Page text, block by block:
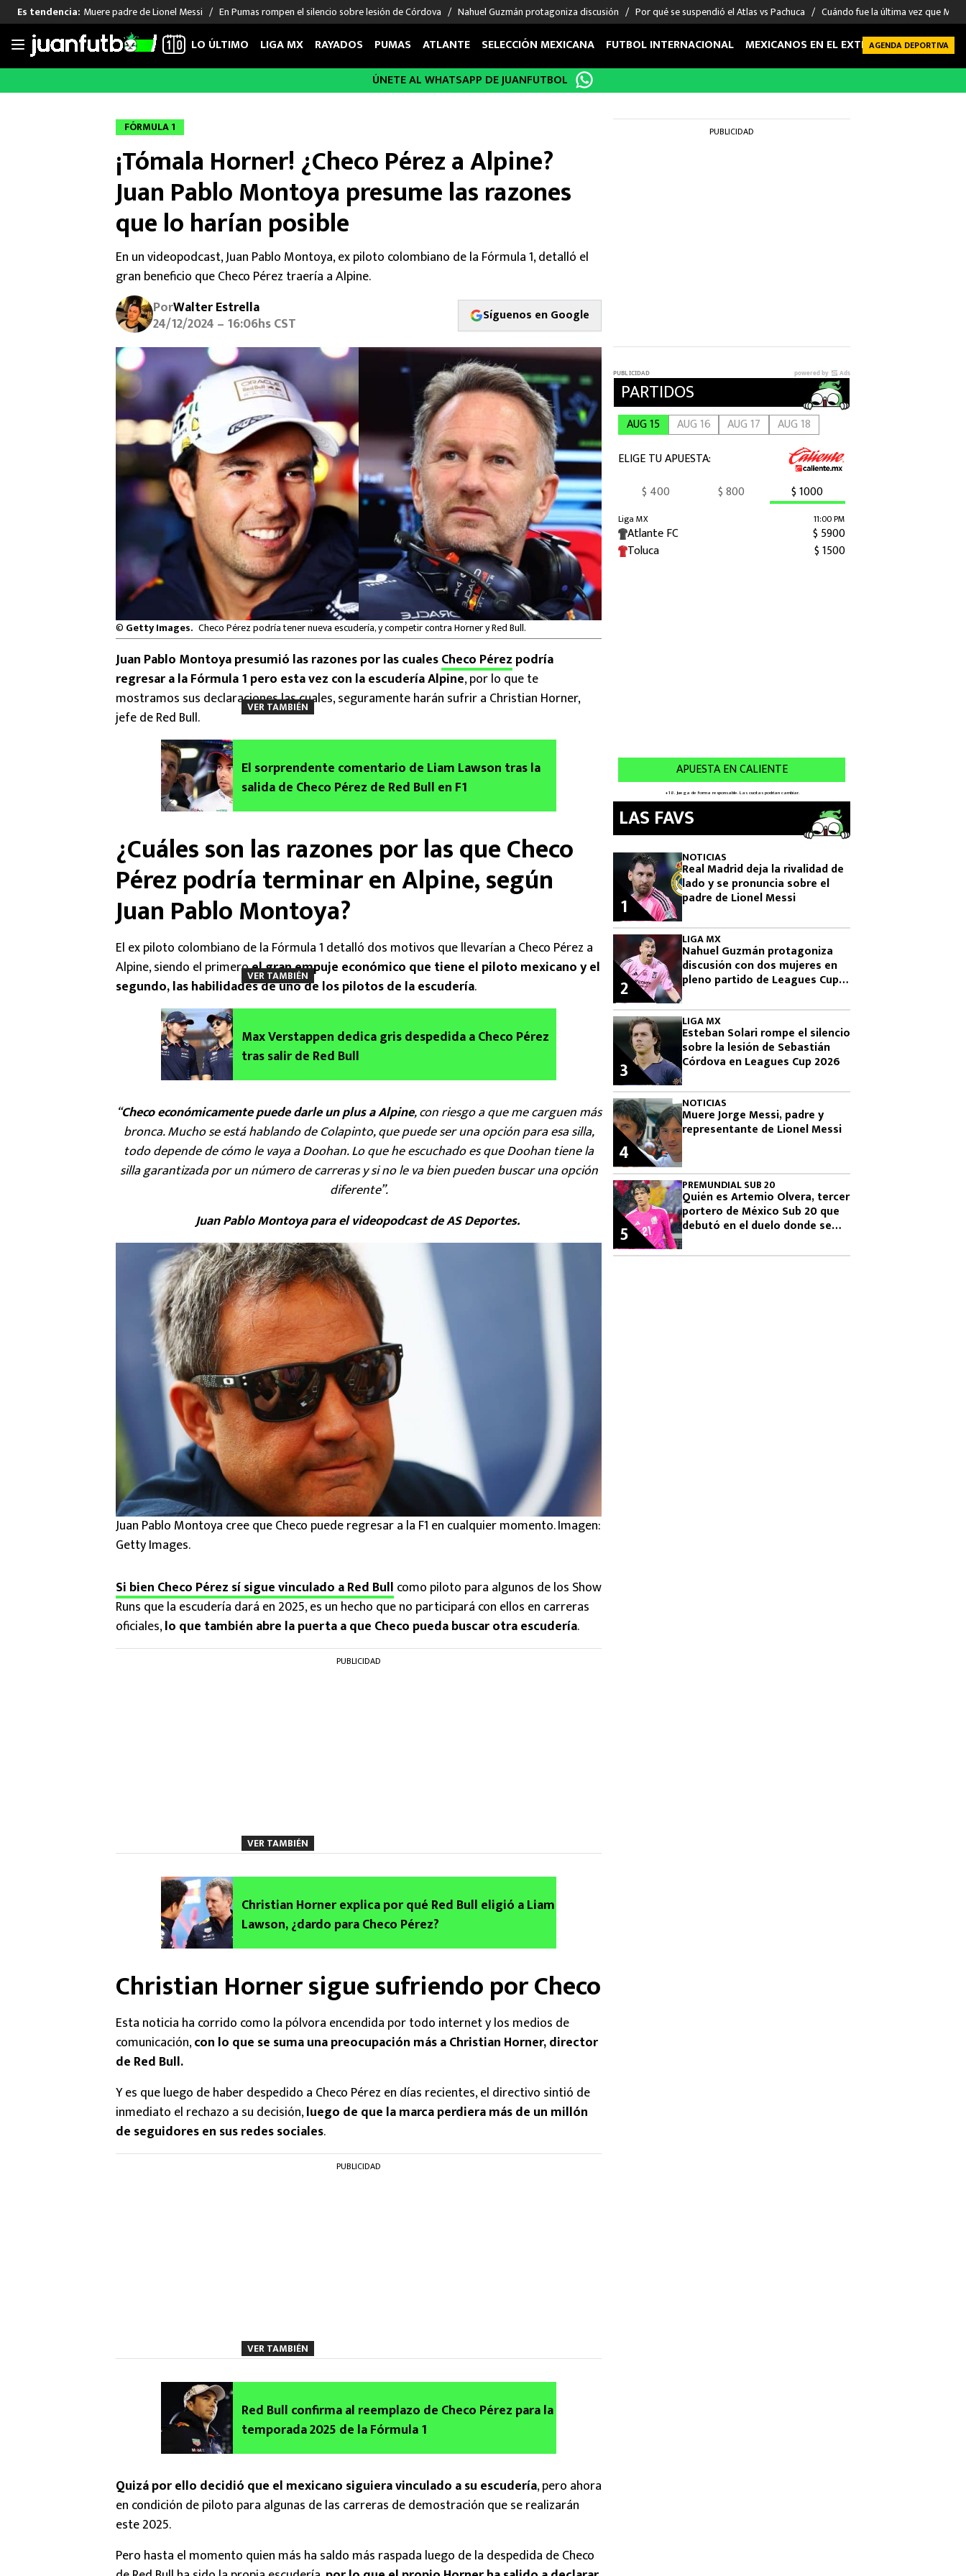
Saltar
Es tendencia: Muere padre de Lionel Messi En Pumas rompen el silencio sobre lesión de Córdova Nahuel Guzmán protagoniza discusión Por qué se suspendió el Atlas vs Pachuca Cuándo fue la última vez que
LIGA MX
Chivas de Guadalajara
Liga MX Femenil
FUT INTERNACIONAL
Las Noticias
Selección Mexicana
Champions League
Europa League
Real Madrid
Barcelona
MEXICANOS EN EL EXTRANJERO
Memo Ochoa
Chino Huerta
Edson Álvarez
Santiago Giménez
FIGURAS
Sergio Ramos
Giorgos Giakoumakis
André Jardine
DEPORTES
NFL
LO ÚLTIMO LIGA MX RAYADOS PUMAS ATLANTE SELECCIÓN MEXICANA FUTBOL INTERNACIONAL MEXICANOS EN EL EXTRANJERO FUTBOL
AGENDA DEPORTIVA
ÚNETE AL WHATSAPP DE JUANFUTBOL
FÓRMULA 1
¡Tómala Horner! ¿Checo Pérez a Alpine?
Juan Pablo Montoya presume las razones
que lo harían posible
En un videopodcast, Juan Pablo Montoya, ex piloto colombiano de la Fórmula 1, detalló el
gran beneficio que Checo Pérez traería a Alpine.
PorWalter Estrella
24/12/2024 – 16:06hs CST Síguenos en Google
© Getty Images. Checo Pérez podría tener nueva escudería, y competir contra Horner y Red Bull.
Juan Pablo Montoya presumió las razones por las cualesCheco Pérez podría
regresar a la Fórmula 1 pero esta vez con la escudería Alpine, por lo que te
mostramos sus declaraciones las cuales, seguramente harán sufrir a Christian Horner,
jefe de Red Bull.
VER TAMBIÉN
El sorprendente comentario de Liam Lawson tras la
salida de Checo Pérez de Red Bull en F1
¿Cuáles son las razones por las que Checo
Pérez podría terminar en Alpine, según
Juan Pablo Montoya?
El ex piloto colombiano de la Fórmula 1 detalló dos motivos que llevarían a Checo Pérez a
Alpine, siendo el primeroel gran empuje económico que tiene el piloto mexicano y el
segundo, las habilidades de uno de los pilotos de la escudería.
VER TAMBIÉN
Max Verstappen dedica gris despedida a Checo Pérez
tras salir de Red Bull
“Checo económicamente puede darle un plus a Alpine, con riesgo a que me carguen más
bronca. Mucho se está hablando de Colapinto, que puede ser una opción para esa silla,
todo depende de cómo le vaya a Doohan. Lo que he escuchado es que Doohan tiene la
silla garantizada por un número de carreras y si no le va bien pueden buscar una opción
diferente”.
Juan Pablo Montoya para el videopodcast de AS Deportes.
Juan Pablo Montoya cree que Checo puede regresar a la F1 en cualquier momento. Imagen:
Getty Images.
Si bien Checo Pérez sí sigue vinculado a Red Bull como piloto para algunos de los Show
Runs que la escudería dará en 2025, es un hecho que no participará con ellos en carreras
oficiales,lo que también abre la puerta a que Checo pueda buscar otra escudería.
PUBLICIDAD
VER TAMBIÉN
Christian Horner explica por qué Red Bull eligió a Liam
Lawson, ¿dardo para Checo Pérez?
Christian Horner sigue sufriendo por Checo
Esta noticia ha corrido como la pólvora encendida por todo internet y los medios de
comunicación,con lo que se suma una preocupación más a Christian Horner, director
de Red Bull.
Y es que luego de haber despedido a Checo Pérez en días recientes, el directivo sintió de
inmediato el rechazo a su decisión,luego de que la marca perdiera más de un millón
de seguidores en sus redes sociales.
PUBLICIDAD
VER TAMBIÉN
Red Bull confirma al reemplazo de Checo Pérez para la
temporada 2025 de la Fórmula 1
Quizá por ello decidió que el mexicano siguiera vinculado a su escudería, pero ahora
en condición de piloto para algunas de las carreras de demostración que se realizarán
este 2025.
Pero hasta el momento quien más ha saldo más raspada luego de la despedida de Checo
PUBLICIDAD
LAS FAVS
NOTICIAS
Real Madrid deja la rivalidad de
lado y se pronuncia sobre el
padre de Lionel Messi
1
LIGA MX
Nahuel Guzmán protagoniza
discusión con dos mujeres en
pleno partido de Leagues Cup
2
LIGA MX
Esteban Solari rompe el silencio
sobre la lesión de Sebastián
Córdova en Leagues Cup 2026
3
NOTICIAS
Muere Jorge Messi, padre y
representante de Lionel Messi
4
PREMUNDIAL SUB 20
Quién es Artemio Olvera, tercer
portero de México Sub 20 que
debutó en el duelo donde se
5